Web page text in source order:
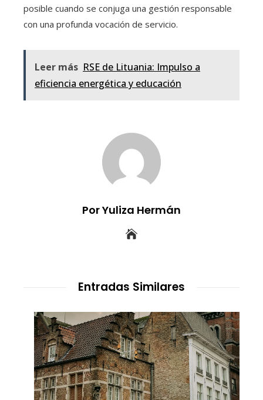
posible cuando se conjuga una gestión responsable
con una profunda vocación de servicio.
Leer más RSE de Lituania: Impulso a
eficiencia energética y educación
Por Yuliza Hermán
Entradas Similares